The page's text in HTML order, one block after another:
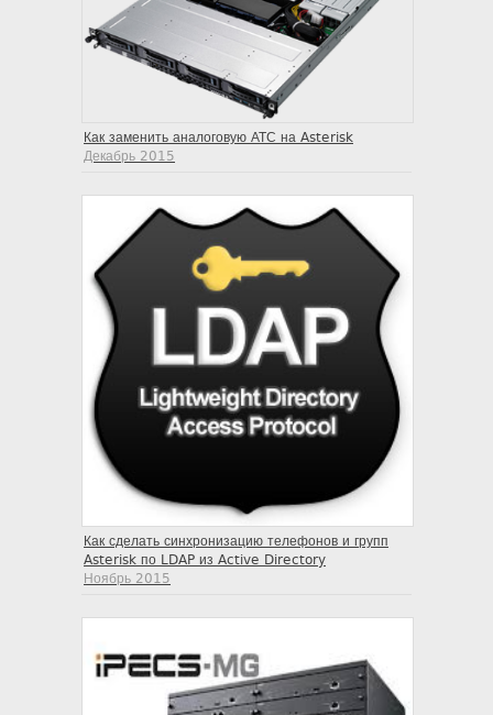
Как заменить аналоговую АТС на Asterisk
Декабрь 2015
Как сделать синхронизацию телефонов и групп
Asterisk по LDAP из Active Directory
Ноябрь 2015